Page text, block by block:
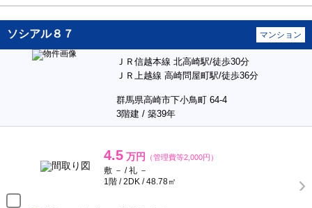
ソシアル８７ マンション
ＪＲ信越本線 北高崎駅/徒歩30分
ＪＲ上越線 高崎問屋町駅/徒歩36分
群馬県高崎市下小鳥町 64-4
3階建 / 築39年
4.5 万円 （管理費等2,000円）
敷 － / 礼 －
1階 / 2DK / 48.78㎡